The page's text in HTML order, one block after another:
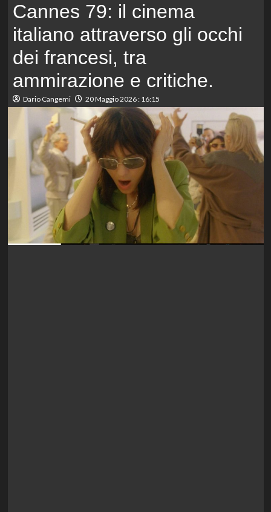
Cannes 79: il cinema
italiano attraverso gli occhi
dei francesi, tra
ammirazione e critiche.
Dario Cangemi 20 Maggio 2026 : 16:15